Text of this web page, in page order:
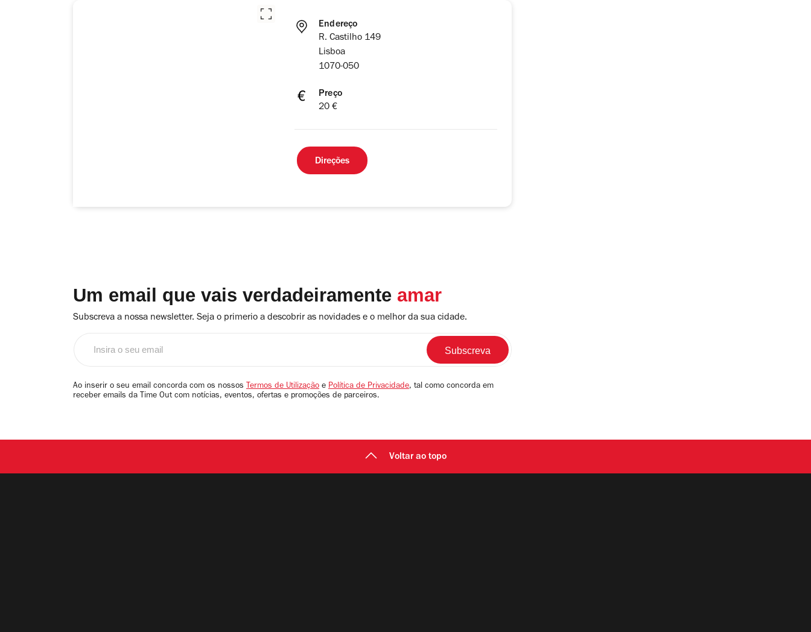
Endereço
R. Castilho 149
Lisboa
1070-050
Preço
20 €
Direções
Um email que vais verdadeiramente amar
Subscreva a nossa newsletter. Seja o primerio a descobrir as novidades e o melhor da sua cidade.
email
Ao inserir o seu email concorda com os nossos Termos de Utilização e Política de Privacidade, tal como concorda em
receber emails da Time Out com notícias, eventos, ofertas e promoções de parceiros.
Voltar ao topo